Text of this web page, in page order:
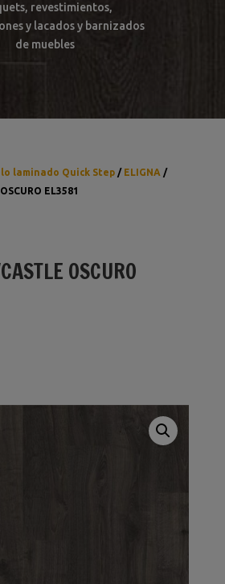
revestimientos,
y lacados y barnizados
de muebles
laminado Quick Step/ ELIGNA /
EL3581
OSCURO